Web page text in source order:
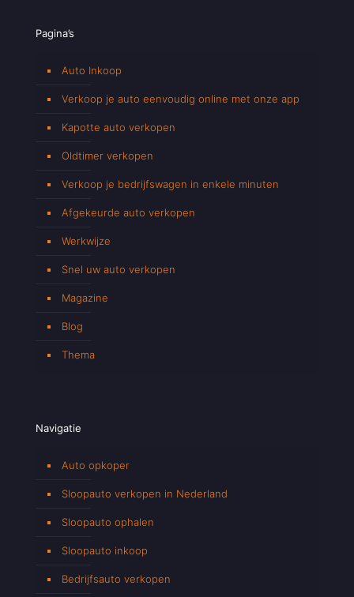
Pagina’s
Auto Inkoop
Verkoop je auto eenvoudig online met onze app
Kapotte auto verkopen
Oldtimer verkopen
Verkoop je bedrijfswagen in enkele minuten
Afgekeurde auto verkopen
Werkwijze
Snel uw auto verkopen
Magazine
Blog
Thema
Navigatie
Auto opkoper
Sloopauto verkopen in Nederland
Sloopauto ophalen
Sloopauto inkoop
Bedrijfsauto verkopen